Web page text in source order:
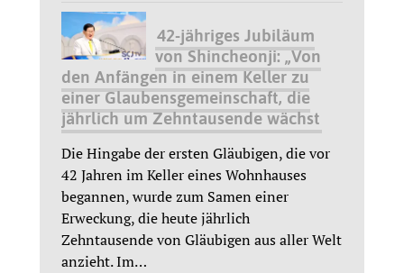
42-jähriges Jubiläum
von Shincheonji: „Von
den Anfängen in einem Keller zu
einer Glaubensgemeinschaft, die
jährlich um Zehntausende wächst
Die Hingabe der ersten Gläubigen, die vor
42 Jahren im Keller eines Wohnhauses
begannen, wurde zum Samen einer
Erweckung, die heute jährlich
Zehntausende von Gläubigen aus aller Welt
anzieht. Im…